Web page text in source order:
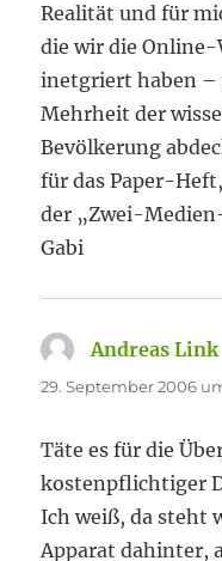
Realität und für
die wir die
inetgriert haben
Mehrheit der
Bevölkerung
für das Paper-
der „Zwei-
Gabi
Andreas Link
29. September 2006
Täte es für die
kostenpflichtiger
Ich weiß, da steht
Apparat dahinter,